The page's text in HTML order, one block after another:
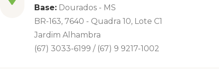
Base: Dourados - MS
BR-163, 7640 - Quadra 10, Lote C1
Jardim Alhambra
(67) 3033-6199 / (67) 9 9217-1002